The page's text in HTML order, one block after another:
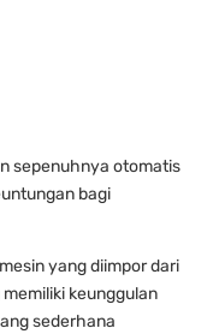
sepenuhnya otomatis
bagi
yang diimpor dari
keunggulan
sederhana